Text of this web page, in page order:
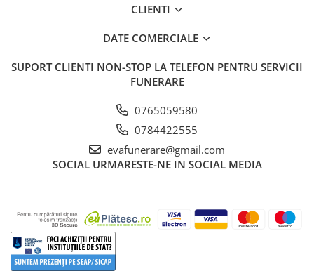
CLIENTI
DATE COMERCIALE
SUPORT CLIENTI NON-STOP LA TELEFON PENTRU SERVICII
FUNERARE
0765059580
0784422555
evafunerare@gmail.com
SOCIAL URMARESTE-NE IN SOCIAL MEDIA